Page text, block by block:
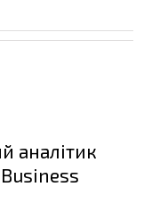
аналітик